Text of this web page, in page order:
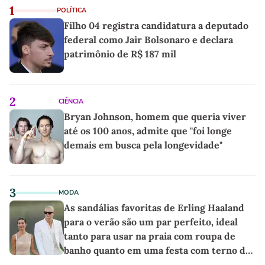
1 POLÍTICA
Filho 04 registra candidatura a deputado
federal como Jair Bolsonaro e declara
patrimônio de R$ 187 mil
2 CIÊNCIA
Bryan Johnson, homem que queria viver
até os 100 anos, admite que "foi longe
demais em busca pela longevidade"
3 MODA
As sandálias favoritas de Erling Haaland
para o verão são um par perfeito, ideal
tanto para usar na praia com roupa de
banho quanto em uma festa com terno de